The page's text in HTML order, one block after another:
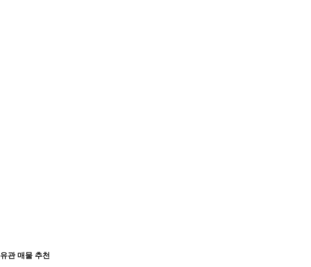
유관 매물 추천